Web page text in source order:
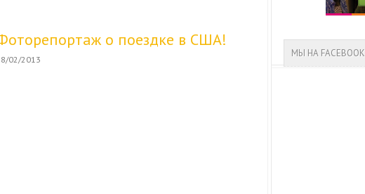
о поездке в США!
02/2013
МЫ НА FACEBOOK